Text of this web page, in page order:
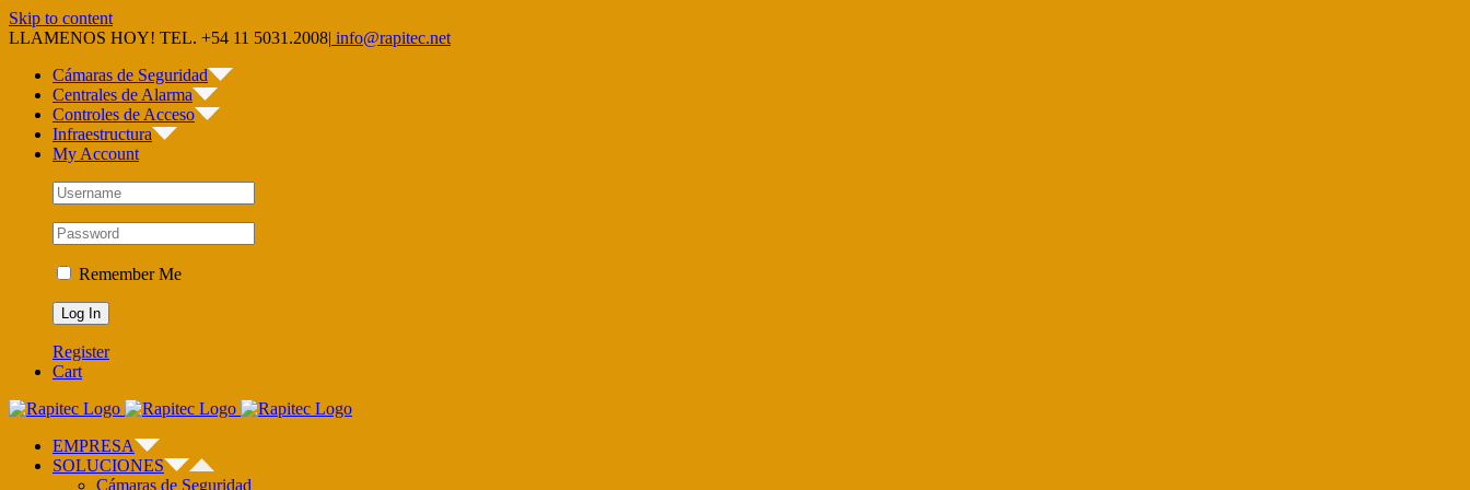
Skip to content
LLAMENOS HOY! TEL. +54 11 5031.2008| info@rapitec.net
Cámaras de Seguridad
Centrales de Alarma
Controles de Acceso
Infraestructura
My Account
Remember Me
Register
Cart
EMPRESA
SOLUCIONES
Cámaras de Seguridad